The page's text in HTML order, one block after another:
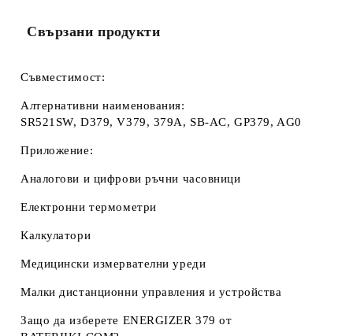
Свързани продукти
Съвместимост:
Алтернативни наименования:
SR521SW, D379, V379, 379A, SB-AC, GP379, AG0
Приложение:
Аналогови и цифрови ръчни часовници
Електронни термометри
Калкулатори
Медицински измервателни уреди
Малки дистанционни управления и устройства
Защо да изберете ENERGIZER 379 от